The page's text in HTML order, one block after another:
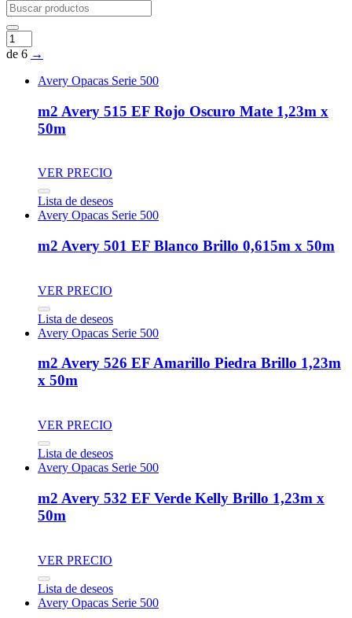
de 6 →
Avery Opacas Serie 500
m2 Avery 515 EF Rojo Oscuro Mate 1,23m x
50m
VER PRECIO
Lista de deseos
Avery Opacas Serie 500
m2 Avery 501 EF Blanco Brillo 0,615m x 50m
VER PRECIO
Lista de deseos
Avery Opacas Serie 500
m2 Avery 526 EF Amarillo Piedra Brillo 1,23m
x 50m
VER PRECIO
Lista de deseos
Avery Opacas Serie 500
m2 Avery 532 EF Verde Kelly Brillo 1,23m x
50m
VER PRECIO
Lista de deseos
Avery Opacas Serie 500